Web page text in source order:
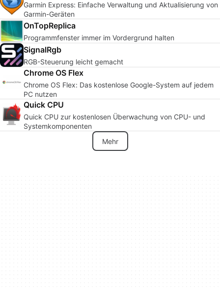
Garmin Express: Einfache Verwaltung und Aktualisierung von
Garmin-Geräten
OnTopReplica
Programmfenster immer im Vordergrund halten
SignalRgb
RGB-Steuerung leicht gemacht
Chrome OS Flex
Chrome OS Flex: Das kostenlose Google-System auf jedem
PC nutzen
Quick CPU
Quick CPU zur kostenlosen Überwachung von CPU- und
Systemkomponenten
Mehr